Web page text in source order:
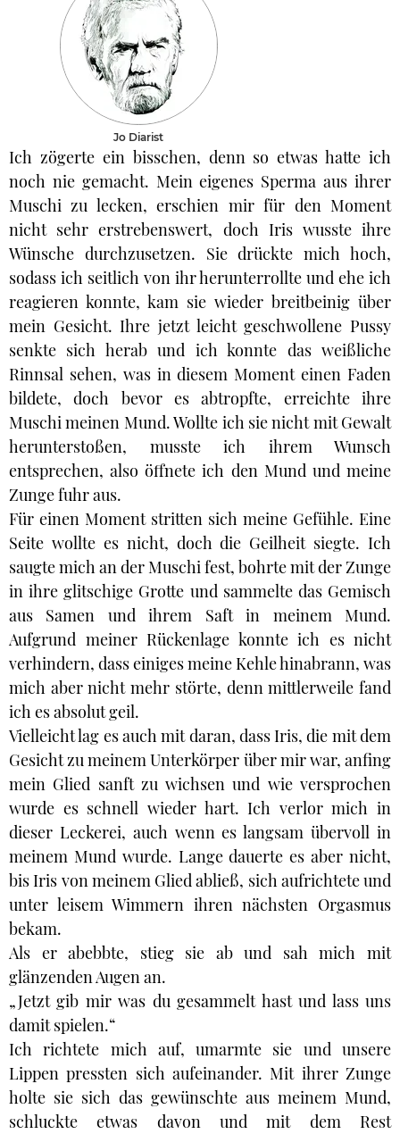
Jo Diarist
Ich zögerte ein bisschen, denn so etwas hatte ich
noch nie gemacht. Mein eigenes Sperma aus ihrer
Muschi zu lecken, erschien mir für den Moment
nicht sehr erstrebenswert, doch Iris wusste ihre
Wünsche durchzusetzen. Sie drückte mich hoch,
sodass ich seitlich von ihr herunterrollte und ehe ich
reagieren konnte, kam sie wieder breitbeinig über
mein Gesicht. Ihre jetzt leicht geschwollene Pussy
senkte sich herab und ich konnte das weißliche
Rinnsal sehen, was in diesem Moment einen Faden
bildete, doch bevor es abtropfte, erreichte ihre
Muschi meinen Mund. Wollte ich sie nicht mit Gewalt
herunterstoßen, musste ich ihrem Wunsch
entsprechen, also öffnete ich den Mund und meine
Zunge fuhr aus.
Für einen Moment stritten sich meine Gefühle. Eine
Seite wollte es nicht, doch die Geilheit siegte. Ich
saugte mich an der Muschi fest, bohrte mit der Zunge
in ihre glitschige Grotte und sammelte das Gemisch
aus Samen und ihrem Saft in meinem Mund.
Aufgrund meiner Rückenlage konnte ich es nicht
verhindern, dass einiges meine Kehle hinabrann, was
mich aber nicht mehr störte, denn mittlerweile fand
ich es absolut geil.
Vielleicht lag es auch mit daran, dass Iris, die mit dem
Gesicht zu meinem Unterkörper über mir war, anfing
mein Glied sanft zu wichsen und wie versprochen
wurde es schnell wieder hart. Ich verlor mich in
dieser Leckerei, auch wenn es langsam übervoll in
meinem Mund wurde. Lange dauerte es aber nicht,
bis Iris von meinem Glied abließ, sich aufrichtete und
unter leisem Wimmern ihren nächsten Orgasmus
bekam.
Als er abebbte, stieg sie ab und sah mich mit
glänzenden Augen an.
„Jetzt gib mir was du gesammelt hast und lass uns
damit spielen.“
Ich richtete mich auf, umarmte sie und unsere
Lippen pressten sich aufeinander. Mit ihrer Zunge
holte sie sich das gewünschte aus meinem Mund,
schluckte etwas davon und mit dem Rest